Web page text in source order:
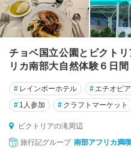
チョベ国立公園とビクト
リカ南部大自然体験６日
# レインボーホテル # エチオピ
# 1人参加 # クラフトマーケット
ビクトリアの滝周辺
旅行記グループ 南部アフリカ満